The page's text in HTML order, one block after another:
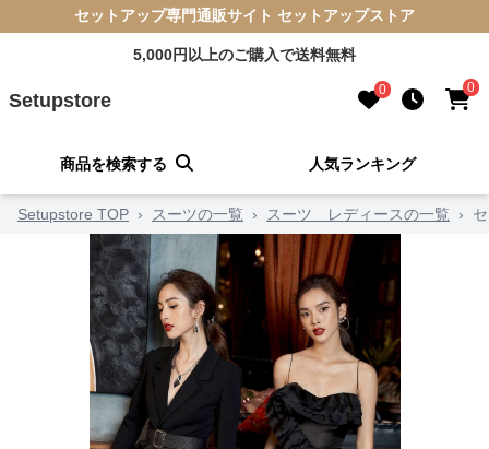
セットアップ専門通販サイト セットアップストア
5,000円以上のご購入で送料無料
Setupstore 0 0
商品を検索する 人気ランキング
Setupstore TOP › スーツの一覧 › スーツ レディースの一覧 ›